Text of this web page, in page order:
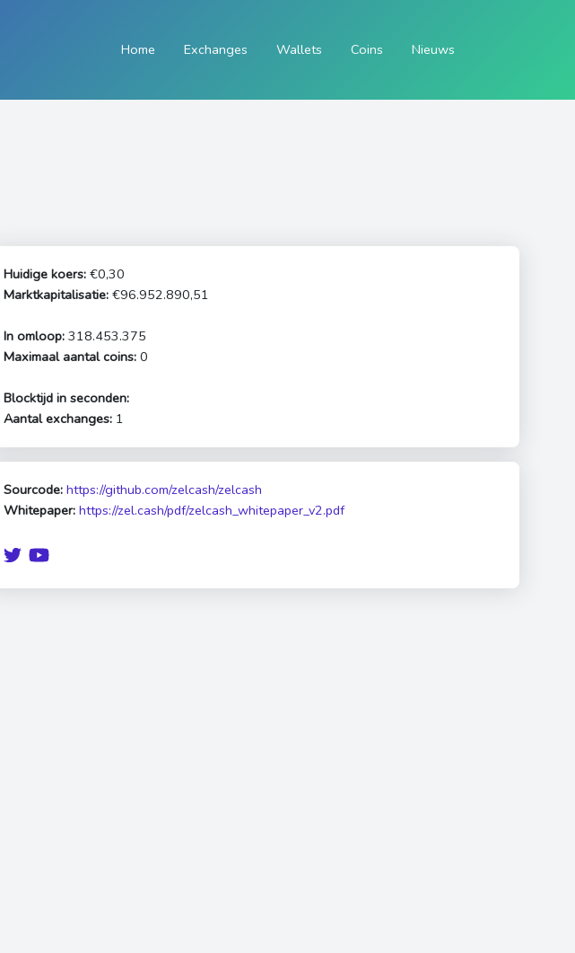
Home Exchanges Wallets Coins Nieuws
Huidige koers: €0,30
Marktkapitalisatie: €96.952.890,51
In omloop: 318.453.375
Maximaal aantal coins: 0
Blocktijd in seconden:
Aantal exchanges: 1
Sourcode: https://github.com/zelcash/zelcash
Whitepaper: https://zel.cash/pdf/zelcash_whitepaper_v2.pdf